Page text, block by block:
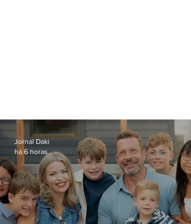
Jornal Daki
há 6 horas